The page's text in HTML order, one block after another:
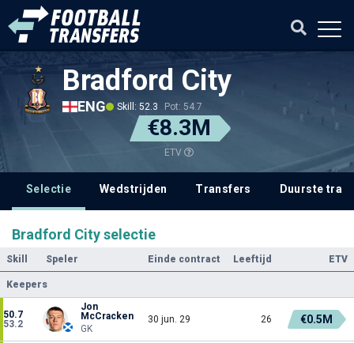
Bradford City
ENG Skill: 52.3 Pot: 54.7
€8.3M
ETV
Selectie Wedstrijden Transfers Duurste
Bradford City selectie
Skill Speler Einde contract Leeftijd ETV
Keepers
50.7
53.2
Jon
McCracken
GK
30 jun. 29 26 €0.5M